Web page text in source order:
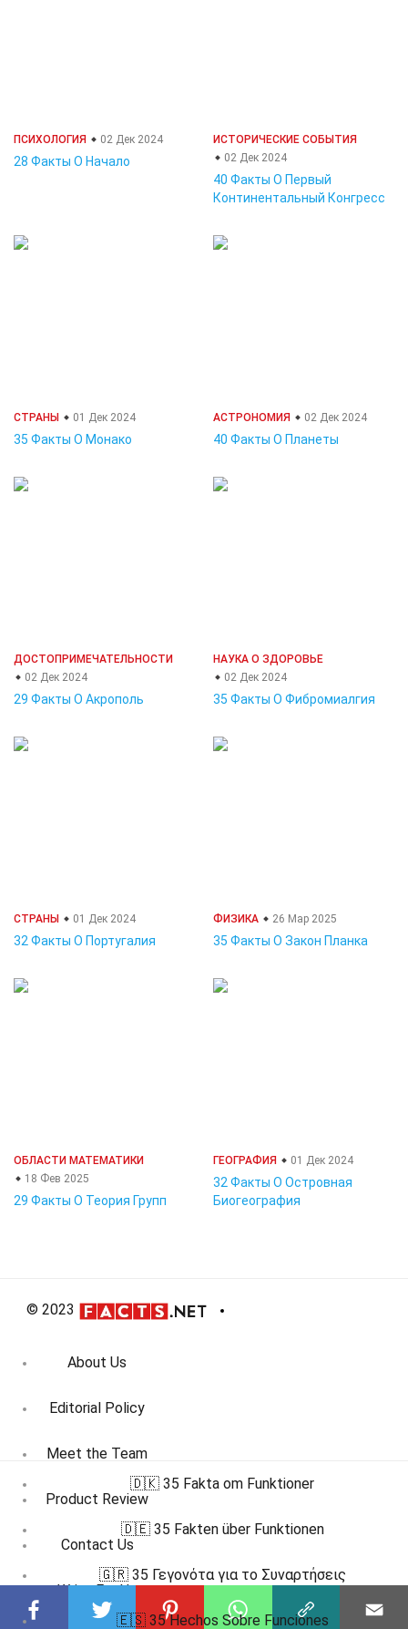
ПСИХОЛОГИЯ 02 Дек 2024
28 Факты О Начало
ИСТОРИЧЕСКИЕ СОБЫТИЯ
02 Дек 2024
40 Факты О Первый
Континентальный Конгресс
СТРАНЫ 01 Дек 2024
35 Факты О Монако
АСТРОНОМИЯ 02 Дек 2024
40 Факты О Планеты
ДОСТОПРИМЕЧАТЕЛЬНОСТИ
02 Дек 2024
29 Факты О Акрополь
НАУКА О ЗДОРОВЬЕ
02 Дек 2024
35 Факты О Фибромиалгия
СТРАНЫ 01 Дек 2024
32 Факты О Португалия
ФИЗИКА 26 Мар 2025
35 Факты О Закон Планка
ОБЛАСТИ МАТЕМАТИКИ
18 Фев 2025
29 Факты О Теория Групп
ГЕОГРАФИЯ 01 Дек 2024
32 Факты О Островная
Биогеография
© 2023
About Us
Editorial Policy
Meet the Team
Product Review
Contact Us
Write For Us
🇩🇰 35 Fakta om Funktioner
🇩🇪 35 Fakten über Funktionen
🇬🇷 35 Γεγονότα για το Συναρτήσεις
🇪🇸 35 Hechos Sobre Funciones